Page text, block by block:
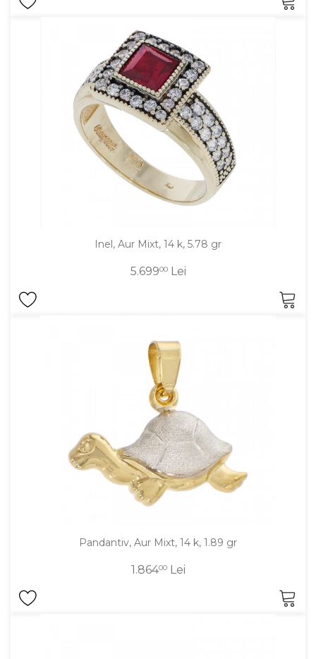
Inel, Aur Mixt, 14 k, 5.78 gr
5.69900Lei
Pandantiv, Aur Mixt, 14 k, 1.89 gr
1.86400Lei